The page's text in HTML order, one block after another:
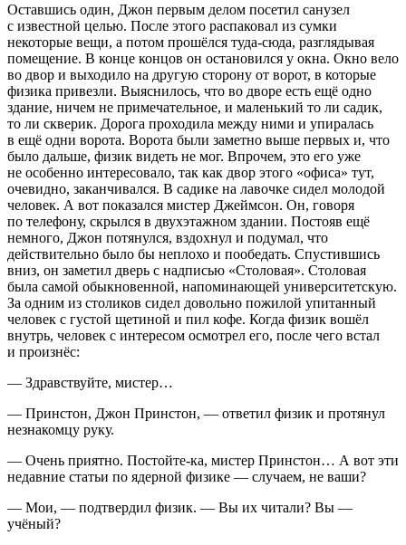
Оставшись один, Джон первым делом посетил санузел
с известной целью. После этого распаковал из сумки
некоторые вещи, а потом прошёлся туда-сюда, разглядывая
помещение. В конце концов он остановился у окна. Окно вело
во двор и выходило на другую сторону от ворот, в которые
физика привезли. Выяснилось, что во дворе есть ещё одно
здание, ничем не примечательное, и маленький то ли садик,
то ли скверик. Дорога проходила между ними и упиралась
в ещё одни ворота. Ворота были заметно выше первых и, что
было дальше, физик видеть не мог. Впрочем, это его уже
не особенно интересовало, так как двор этого «офиса» тут,
очевидно, заканчивался. В садике на лавочке сидел молодой
человек. А вот показался мистер Джеймсон. Он, говоря
по телефону, скрылся в двухэтажном здании. Постояв ещё
немного, Джон потянулся, вздохнул и подумал, что
действительно было бы неплохо и пообедать. Спустившись
вниз, он заметил дверь с надписью «Столовая». Столовая
была самой обыкновенной, напоминающей университетскую.
За одним из столиков сидел довольно пожилой упитанный
человек с густой щетиной и пил кофе. Когда физик вошёл
внутрь, человек с интересом осмотрел его, после чего встал
и произнёс:
— Здравствуйте, мистер…
— Принстон, Джон Принстон, — ответил физик и протянул
незнакомцу руку.
— Очень приятно. Постойте-ка, мистер Принстон… А вот эти
недавние статьи по ядерной физике — случаем, не ваши?
— Мои, — подтвердил физик. — Вы их читали? Вы —
учёный?